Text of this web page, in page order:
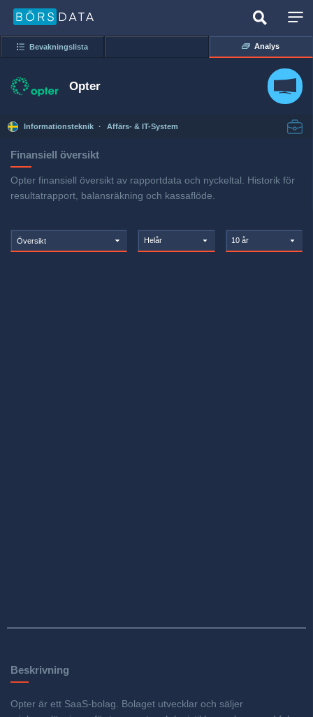
Bevakningslista Analys
Opter
Informationsteknik · Affärs- & IT-System
Finansiell översikt
Opter finansiell översikt av rapportdata och nyckeltal. Historik för
resultatrapport, balansräkning och kassaflöde.
Översikt Helår 10 år
Beskrivning
Opter är ett SaaS-bolag. Bolaget utvecklar och säljer